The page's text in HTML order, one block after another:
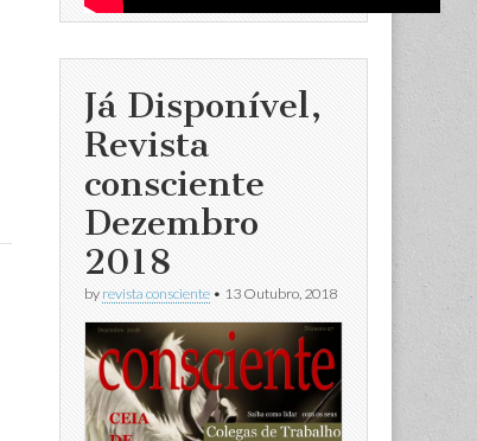
Já Disponível,
Revista
consciente
Dezembro
2018
by revista consciente • 13 Outubro, 2018